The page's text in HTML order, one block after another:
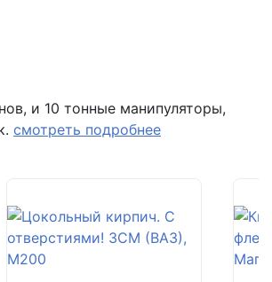
"Мир кирпича")
и 10 тонные манипуляторы,
смотреть подробнее